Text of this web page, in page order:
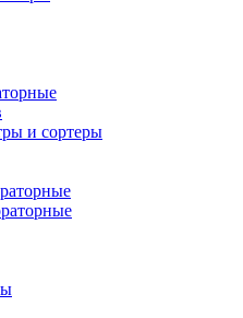
и сортеры